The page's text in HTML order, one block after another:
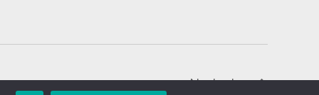
Nach oben↑